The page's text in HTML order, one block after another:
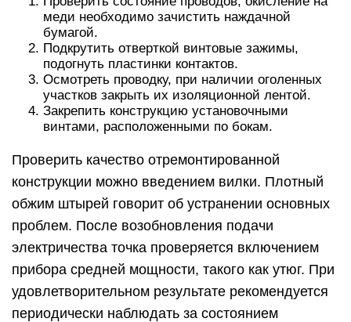
меди необходимо зачистить наждачной
бумагой.
Подкрутить отверткой винтовые зажимы,
подогнуть пластинки контактов.
Осмотреть проводку, при наличии оголенных
участков закрыть их изоляционной лентой.
Закрепить конструкцию установочными
винтами, расположенными по бокам.
Проверить качество отремонтированной
конструкции можно введением вилки. Плотный
обжим штырей говорит об устранении основных
проблем. После возобновления подачи
электричества точка проверяется включением
прибора средней мощности, такого как утюг. При
удовлетворительном результате рекомендуется
периодически наблюдать за состоянием